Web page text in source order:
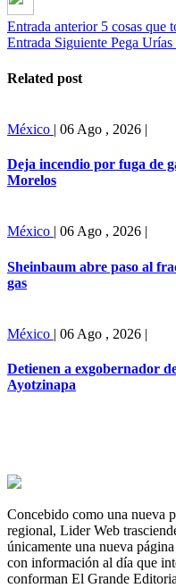
Entrada anterior 5 cosas que
Entrada Siguiente Pega
Related post
México | 06 Ago , 2026 |
Deja incendio por fuga de
Morelos
México | 06 Ago , 2026 |
Sheinbaum abre paso al
gas
México | 06 Ago , 2026 |
Detienen a exgobernador
Ayotzinapa
Concebido como una nueva
regional, Lider Web
únicamente una nueva
con información al día que
conforman El Grande